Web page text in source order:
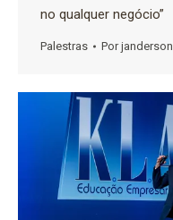
no qualquer negócio”
Palestras Porjanderson